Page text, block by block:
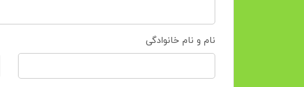
نام و نام خانوادگی